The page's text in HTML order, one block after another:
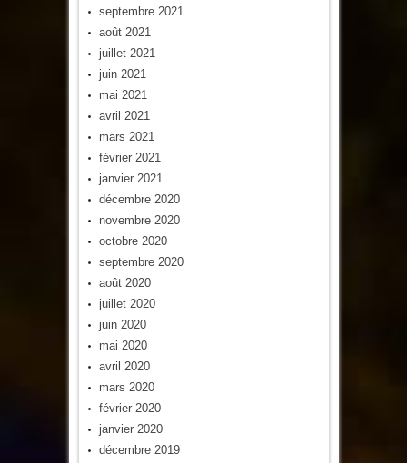
septembre 2021
août 2021
juillet 2021
juin 2021
mai 2021
avril 2021
mars 2021
février 2021
janvier 2021
décembre 2020
novembre 2020
octobre 2020
septembre 2020
août 2020
juillet 2020
juin 2020
mai 2020
avril 2020
mars 2020
février 2020
janvier 2020
décembre 2019